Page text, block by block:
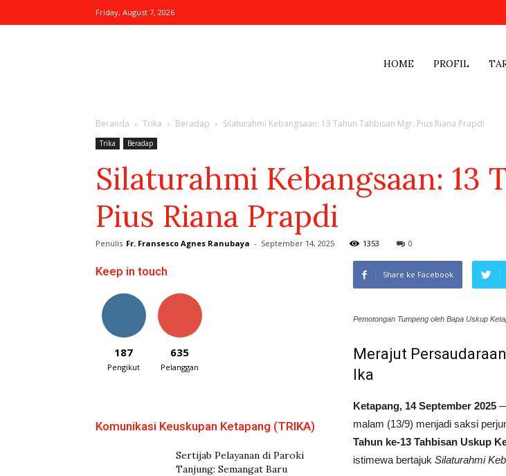
Friday, August 7, 2026
Resmi
Keuskupan
HOME PROFIL
Beranda Trika Beradap Silaturahmi Kebangsaan: 13 Tahun Tahbisan Mgr. Pius Riana Prapdi
Trika Beradap
Silaturahmi Kebangsaan: 13
Pius Riana Prapdi
Penulis Fr. Fransesco Agnes Ranubaya - September 14, 2025 1353 0
Share ke Facebook
Pemotongan Tumpeng oleh Bapa Uskup
Merajut
Ika
Ketapang, 14 September 2025
malam (13/9) menjadi saksi
Tahun ke-13 Tahbisan Uskup
istimewa bertajuk Silaturahmi
Keep in touch
187
Pengikut
635
Pelanggan
Komunikasi Keuskupan Ketapang (TRIKA)
Sertijab Pelayanan di Paroki
Tanjung: Semangat Baru